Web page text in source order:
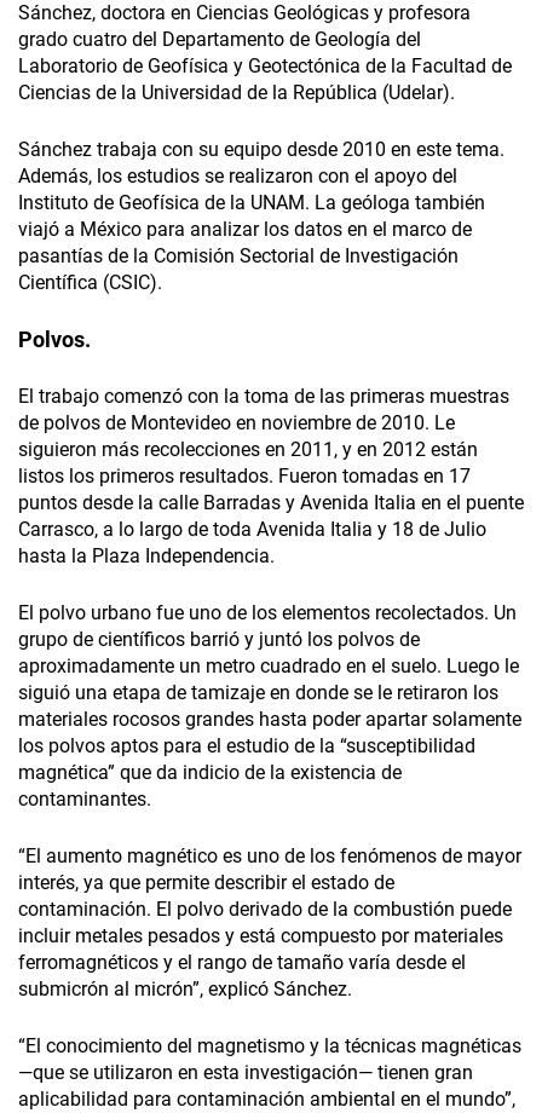
Sánchez, doctora en Ciencias Geológicas y profesora
grado cuatro del Departamento de Geología del
Laboratorio de Geofísica y Geotectónica de la Facultad de
Ciencias de la Universidad de la República (Udelar).
Sánchez trabaja con su equipo desde 2010 en este tema.
Además, los estudios se realizaron con el apoyo del
Instituto de Geofísica de la UNAM. La geóloga también
viajó a México para analizar los datos en el marco de
pasantías de la Comisión Sectorial de Investigación
Científica (CSIC).
Polvos.
El trabajo comenzó con la toma de las primeras muestras
de polvos de Montevideo en noviembre de 2010. Le
siguieron más recolecciones en 2011, y en 2012 están
listos los primeros resultados. Fueron tomadas en 17
puntos desde la calle Barradas y Avenida Italia en el puente
Carrasco, a lo largo de toda Avenida Italia y 18 de Julio
hasta la Plaza Independencia.
El polvo urbano fue uno de los elementos recolectados. Un
grupo de científicos barrió y juntó los polvos de
aproximadamente un metro cuadrado en el suelo. Luego le
siguió una etapa de tamizaje en donde se le retiraron los
materiales rocosos grandes hasta poder apartar solamente
los polvos aptos para el estudio de la “susceptibilidad
magnética” que da indicio de la existencia de
contaminantes.
“El aumento magnético es uno de los fenómenos de mayor
interés, ya que permite describir el estado de
contaminación. El polvo derivado de la combustión puede
incluir metales pesados y está compuesto por materiales
ferromagnéticos y el rango de tamaño varía desde el
submicrón al micrón”, explicó Sánchez.
“El conocimiento del magnetismo y la técnicas magnéticas
—que se utilizaron en esta investigación— tienen gran
aplicabilidad para contaminación ambiental en el mundo”,